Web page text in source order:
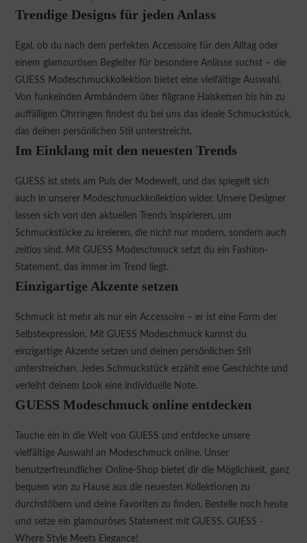
Trendige Designs für jeden Anlass
Egal, ob du nach dem perfekten Accessoire für den Alltag oder
einem glamourösen Begleiter für besondere Anlässe suchst – die
GUESS Modeschmuckkollektion bietet eine vielfältige Auswahl.
Von funkelnden Armbändern über filigrane Halsketten bis hin zu
auffälligen Ohrringen findest du bei uns das ideale Schmuckstück,
das deinen persönlichen Stil unterstreicht.
Im Einklang mit den neuesten Trends
GUESS ist stets am Puls der Modewelt, und das spiegelt sich
auch in unserer Modeschmuckkollektion wider. Unsere Designer
lassen sich von den aktuellen Trends inspirieren, um
Schmuckstücke zu kreieren, die nicht nur modern, sondern auch
zeitlos sind. Mit GUESS Modeschmuck setzt du ein Fashion-
Statement, das immer im Trend liegt.
Einzigartige Akzente setzen
Schmuck ist mehr als nur ein Accessoire – er ist eine Form der
Selbstexpression. Mit GUESS Modeschmuck kannst du
einzigartige Akzente setzen und deinen persönlichen Stil
unterstreichen. Jedes Schmuckstück erzählt eine Geschichte und
verleiht deinem Look eine individuelle Note.
GUESS Modeschmuck online entdecken
Tauche ein in die Welt von GUESS und entdecke unsere
vielfältige Auswahl an Modeschmuck online. Unser
benutzerfreundlicher Online-Shop bietet dir die Möglichkeit, ganz
bequem von zu Hause aus die neuesten Kollektionen zu
durchstöbern und deine Favoriten zu finden. Bestelle noch heute
und setze ein glamouröses Statement mit GUESS. GUESS -
Where Style Meets Elegance!